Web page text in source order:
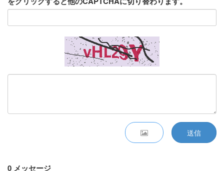
送信
0 メッセージ